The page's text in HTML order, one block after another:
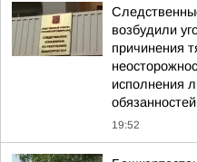
возбудили
причинения
исполнения
19:52